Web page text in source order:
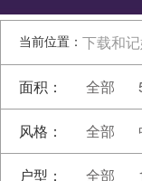
当前位置： 下载和
面积： 全部
风格： 全部
户型： 全部